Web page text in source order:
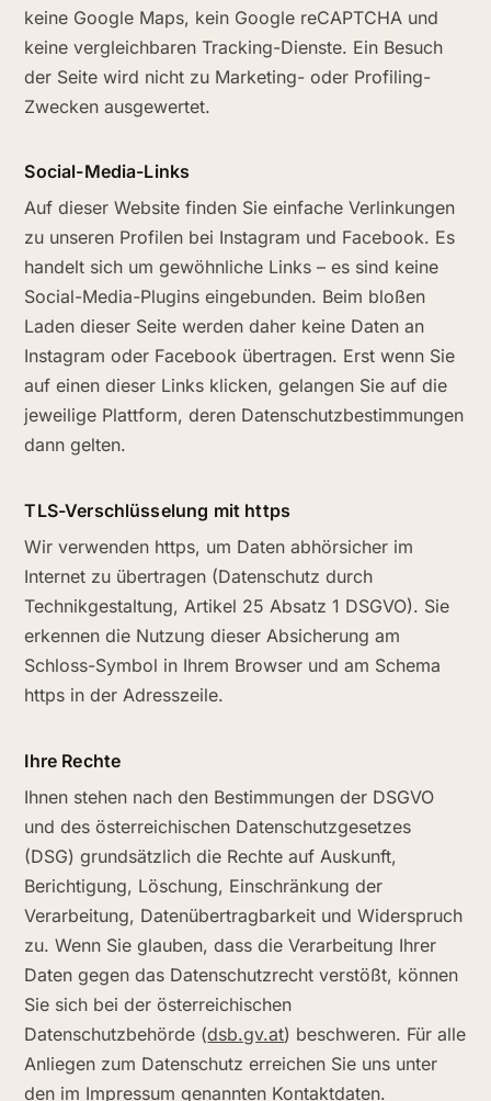
keine Google Maps, kein Google reCAPTCHA und
keine vergleichbaren Tracking-Dienste. Ein Besuch
der Seite wird nicht zu Marketing- oder Profiling-
Zwecken ausgewertet.
Social-Media-Links
Auf dieser Website finden Sie einfache Verlinkungen
zu unseren Profilen bei Instagram und Facebook. Es
handelt sich um gewöhnliche Links – es sind keine
Social-Media-Plugins eingebunden. Beim bloßen
Laden dieser Seite werden daher keine Daten an
Instagram oder Facebook übertragen. Erst wenn Sie
auf einen dieser Links klicken, gelangen Sie auf die
jeweilige Plattform, deren Datenschutzbestimmungen
dann gelten.
TLS-Verschlüsselung mit https
Wir verwenden https, um Daten abhörsicher im
Internet zu übertragen (Datenschutz durch
Technikgestaltung, Artikel 25 Absatz 1 DSGVO). Sie
erkennen die Nutzung dieser Absicherung am
Schloss-Symbol in Ihrem Browser und am Schema
https in der Adresszeile.
Ihre Rechte
Ihnen stehen nach den Bestimmungen der DSGVO
und des österreichischen Datenschutzgesetzes
(DSG) grundsätzlich die Rechte auf Auskunft,
Berichtigung, Löschung, Einschränkung der
Verarbeitung, Datenübertragbarkeit und Widerspruch
zu. Wenn Sie glauben, dass die Verarbeitung Ihrer
Daten gegen das Datenschutzrecht verstößt, können
Sie sich bei der österreichischen
Datenschutzbehörde (dsb.gv.at) beschweren. Für alle
Anliegen zum Datenschutz erreichen Sie uns unter
den im Impressum genannten Kontaktdaten.